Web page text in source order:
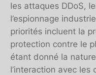
les attaques DDoS,
l’espionnage
priorités incluent la
protection contre le
étant donné la
l’interaction avec les